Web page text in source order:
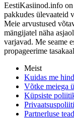
EestiKasiinod.info on
pakkudes ülevaateid
Meie arvustused
mängijatel näha
varjavad. Me seame
propageerime
Meist
Kuidas me
Võtke meiega
Küpsiste
Partnerluse